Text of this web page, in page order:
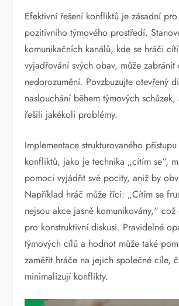
Efektivní řešení konfliktů je zásadní
pozitivního týmového prostředí.
komunikačních kanálů, kde se hráči
vyjadřování svých obav, může zabránit
nedorozumění. Povzbuzujte otevřený
naslouchání během týmových
řešili jakékoli problémy.
Implementace strukturovaného
konfliktů, jako je technika „cítím se“,
pomoci vyjádřit své pocity, aniž by
Například hráč může říci: „Cítím se
nejsou akce jasně komunikovány,“
pro konstruktivní diskusi. Pravidelné
týmových cílů a hodnot může také
zaměřit hráče na jejich společné cíle,
minimalizují konflikty.